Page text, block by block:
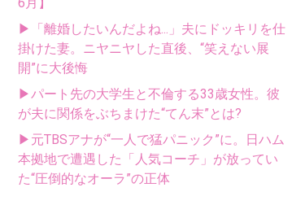
▶「離婚したいんだよね...」夫にドッキリを仕
掛けた妻。ニヤニヤした直後、“笑えない展
開”に大後悔
▶パート先の大学生と不倫する33歳女性。彼
が夫に関係をぶちまけた“てん末”とは?
▶元TBSアナが“一人で猛パニック”に。日ハム
本拠地で遭遇した「人気コーチ」が放ってい
た“圧倒的なオーラ”の正体